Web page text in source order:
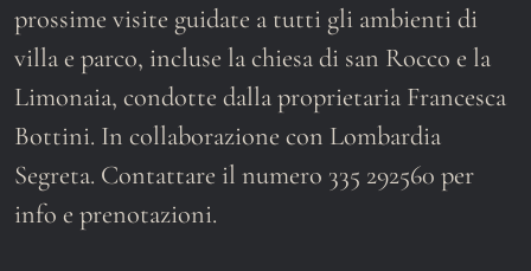
prossime visite guidate a tutti gli ambienti di
villa e parco, incluse la chiesa di san Rocco e la
Limonaia, condotte dalla proprietaria Francesca
Bottini. In collaborazione con Lombardia
Segreta. Contattare il numero 335 292560 per
info e prenotazioni.